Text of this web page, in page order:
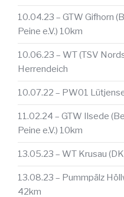
10.04.23 – GTW Gifhorn
Peine e.V.) 10km
10.06.23 – WT (TSV
Herrendeich
10.07.22 – PW01
11.02.24 – GTW Ilsede
Peine e.V.) 10km
13.05.23 – WT Krusau
13.08.23 – Pummpälz
42km